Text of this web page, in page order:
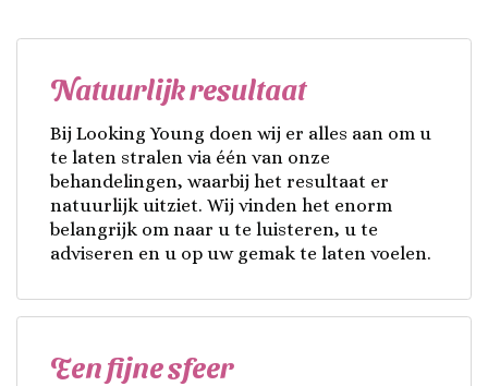
Natuurlijk resultaat
Bij Looking Young doen wij er alles aan om u
te laten stralen via één van onze
behandelingen, waarbij het resultaat er
natuurlijk uitziet. Wij vinden het enorm
belangrijk om naar u te luisteren, u te
adviseren en u op uw gemak te laten voelen.
Een fijne sfeer